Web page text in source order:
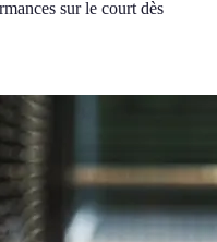
sur le court dès